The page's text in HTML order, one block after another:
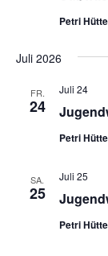
Petri Hütte
Juli 2026
FR.
24
Juli 24
Petri Hütte
SA.
25
Juli 25
Petri Hütte